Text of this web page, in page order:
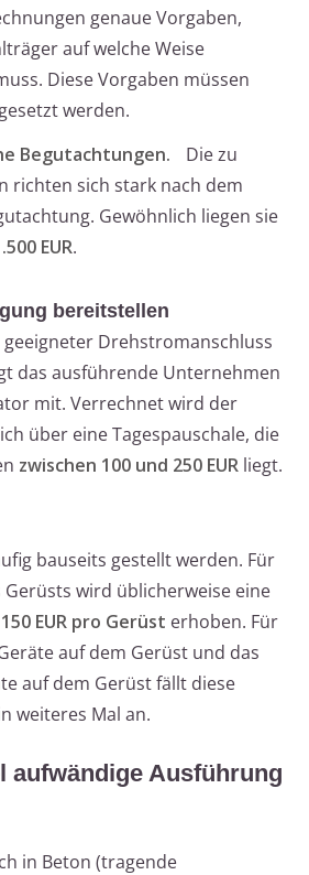
genaue Vorgaben,
auf welche Weise
Diese Vorgaben müssen
werden.
Begutachtungen.
Die zu
richten sich stark nach dem
Gewöhnlich liegen sie
EUR.
bereitstellen
Drehstromanschluss
das ausführende Unternehmen
mit. Verrechnet wird der
über eine Tagespauschale, die
zwischen 100 und 250 EUR liegt.
bauseits gestellt werden. Für
Gerüsts wird üblicherweise eine
EUR pro Gerüst erhoben. Für
auf dem Gerüst und das
auf dem Gerüst fällt diese
weiteres Mal an.
aufwändige Ausführung
in Beton (tragende